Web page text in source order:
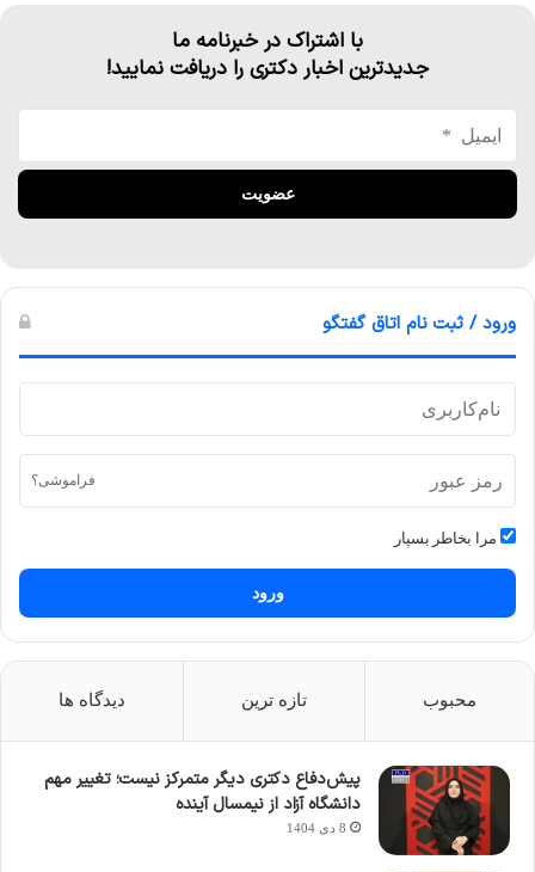
با اشتراک در خبرنامه ما
جدیدترین اخبار دکتری را دریافت نمایید!
ورود / ثبت نام اتاق گفتگو
فراموشی؟
مرا بخاطر بسپار
ورود
محبوب تازه ترین دیدگاه ها
پیش‌دفاع دکتری دیگر متمرکز نیست؛ تغییر مهم
دانشگاه آزاد از نیمسال آینده
8 دی 1404